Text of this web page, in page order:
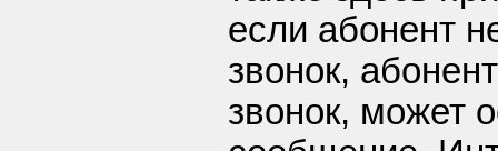
если абонент
звонок,
звонок, может